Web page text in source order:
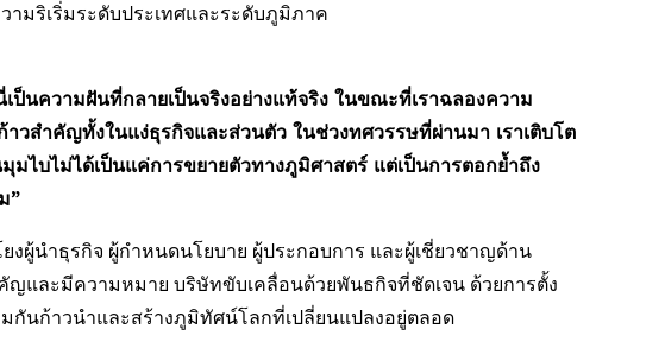
มริเริ่มระดับประเทศและระดับภูมิภาค
นความฝันที่กลายเป็นจริงอย่างแท้จริง ในขณะที่เราฉลองความ
วสำคัญทั้งในแง่ธุรกิจและส่วนตัว ในช่วงทศวรรษที่ผ่านมา เราเติบโต
ไบไม่ได้เป็นแค่การขยายตัวทางภูมิศาสตร์ แต่เป็นการตอกย้ำถึง
”
งผู้นำธุรกิจ ผู้กำหนดนโยบาย ผู้ประกอบการ และผู้เชี่ยวชาญด้าน
และมีความหมาย บริษัทขับเคลื่อนด้วยพันธกิจที่ชัดเจน ด้วยการตั้ง
กันก้าวนำและสร้างภูมิทัศน์โลกที่เปลี่ยนแปลงอยู่ตลอด